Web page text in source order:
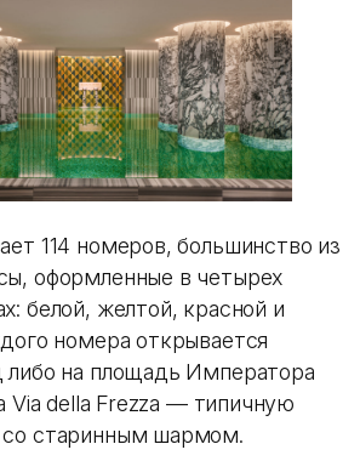
114 номеров, большинство из
оформленные в четырех
белой, желтой, красной и
номера открывается
либо на площадь Императора
Via della Frezza — типичную
старинным шармом.